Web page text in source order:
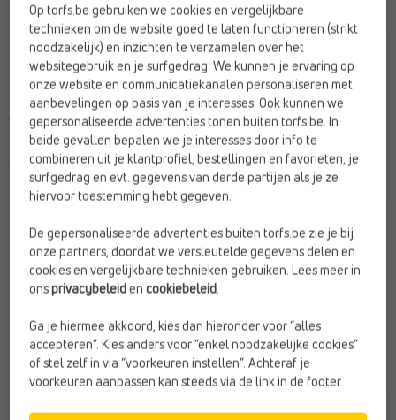
RUGZAKKEN
Beagles
€ 29,99
Afwerking:Luipaardprint
Materiaal:Stof
Web-Only:Nee
LAGE SNEAKERS
Victoria
€ 59,99
Geschikt voor steunzolen:
Merk:Victoria
Web-Only:Ja
Op torfs.be gebruiken we cookies en vergelijkbare
technieken om de website goed te laten functioneren (strikt
noodzakelijk) en inzichten te verzamelen over het
websitegebruik en je surfgedrag. We kunnen je ervaring op
onze website en communicatiekanalen personaliseren met
aanbevelingen op basis van je interesses. Ook kunnen we
gepersonaliseerde advertenties tonen buiten torfs.be. In
beide gevallen bepalen we je interesses door info te
combineren uit je klantprofiel, bestellingen en favorieten, je
surfgedrag en evt. gegevens van derde partijen als je ze
hiervoor toestemming hebt gegeven.
De gepersonaliseerde advertenties buiten torfs.be zie je bij
onze partners, doordat we versleutelde gegevens delen en
cookies en vergelijkbare technieken gebruiken. Lees meer in
onsprivacybeleidencookiebeleid.
Ga je hiermee akkoord, kies dan hieronder voor “alles
accepteren”. Kies anders voor “enkel noodzakelijke cookies”
of stel zelf in via “voorkeuren instellen”. Achteraf je
voorkeuren aanpassen kan steeds via de link in de footer.